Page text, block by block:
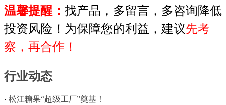
温馨提醒： 找产品，多留言，多咨询降低
投资风险！为保障您的利益，建议先考
察，再合作！
行业动态
· 松江糖果“超级工厂”奠基！